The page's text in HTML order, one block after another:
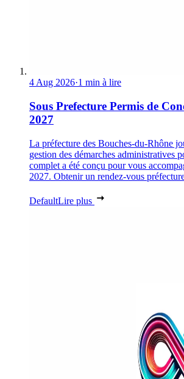
4 Aug 2026·1 min à lire
Sous Prefecture Permis de
2027
La préfecture des Bouches-du-Rhône
gestion des démarches administratives
complet a été conçu pour vous
2027. Obtenir un rendez-vous
DefaultLire plus